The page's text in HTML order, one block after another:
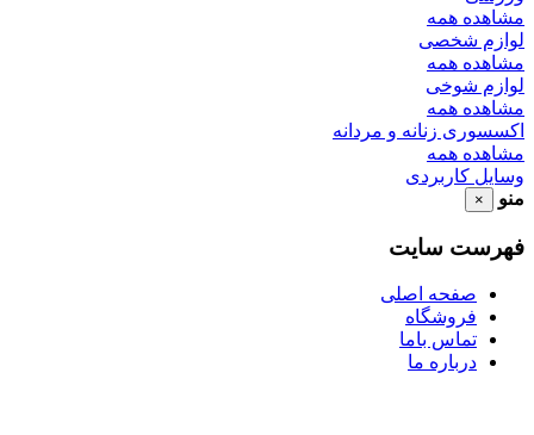
مشاهده همه
لوازم شخصی
مشاهده همه
لوازم شوخی
مشاهده همه
اکسسوری زنانه و مردانه
مشاهده همه
وسایل کاربردی
منو
×
فهرست سایت
صفحه اصلی
فروشگاه
تماس باما
درباره ما